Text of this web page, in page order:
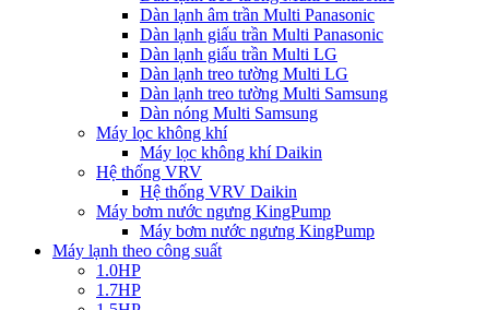
Dàn lạnh âm trần Multi Panasonic
Dàn lạnh giấu trần Multi Panasonic
Dàn lạnh giấu trần Multi LG
Dàn lạnh treo tường Multi LG
Dàn lạnh treo tường Multi Samsung
Dàn nóng Multi Samsung
Máy lọc không khí
Máy lọc không khí Daikin
Hệ thống VRV
Hệ thống VRV Daikin
Máy bơm nước ngưng KingPump
Máy bơm nước ngưng KingPump
Máy lạnh theo công suất
1.0HP
1.7HP